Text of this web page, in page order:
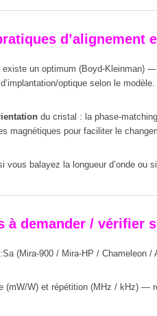
d’alignement
existe un optimum (Boyd-Kleinman)
optique selon le modèle.
du cristal : la phase-
magnétiques pour faciliter le
vous balayez la longueur d’onde ou
à demander / vérifier
(Mira-900 / Mira-HP / Chameleon
(mW/W) et répétition (MHz / kHz) —